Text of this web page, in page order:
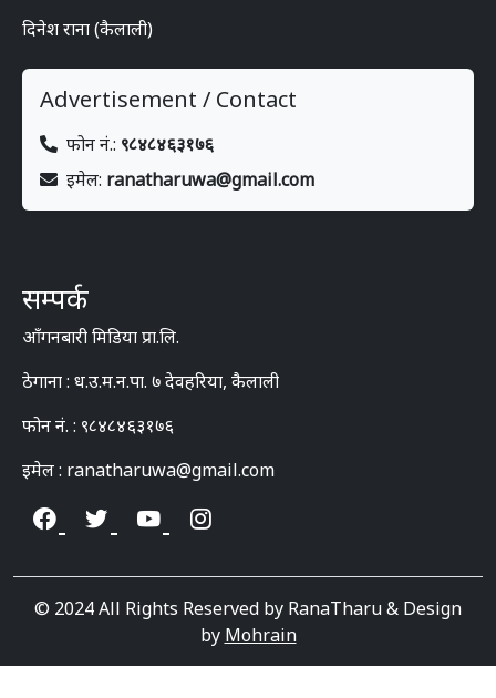
दिनेश राना (कैलाली)
Advertisement / Contact
फोन नं.: ९८४८४६३१७६
इमेल: ranatharuwa@gmail.com
सम्पर्क
आँगनबारी मिडिया प्रा.लि.
ठेगाना : ध.उ.म.न.पा. ७ देवहरिया, कैलाली
फोन नं. : ९८४८४६३१७६
इमेल : ranatharuwa@gmail.com
© 2024 All Rights Reserved by RanaTharu & Design
by Mohrain